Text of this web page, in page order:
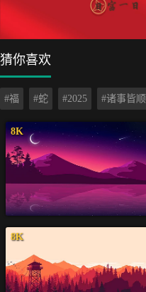
猜你喜欢
#福 #蛇 #2025 #诸事皆顺
8K
8K